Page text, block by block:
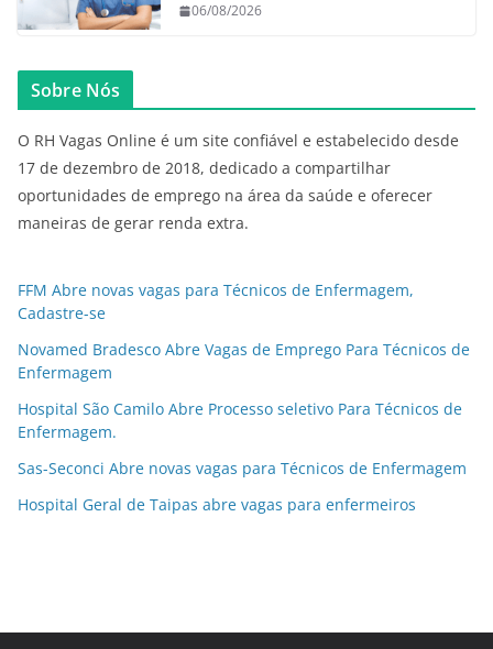
06/08/2026
Sobre Nós
O RH Vagas Online é um site confiável e estabelecido desde
17 de dezembro de 2018, dedicado a compartilhar
oportunidades de emprego na área da saúde e oferecer
maneiras de gerar renda extra.
FFM Abre novas vagas para Técnicos de Enfermagem,
Cadastre-se
Novamed Bradesco Abre Vagas de Emprego Para Técnicos de
Enfermagem
Hospital São Camilo Abre Processo seletivo Para Técnicos de
Enfermagem.
Sas-Seconci Abre novas vagas para Técnicos de Enfermagem
Hospital Geral de Taipas abre vagas para enfermeiros